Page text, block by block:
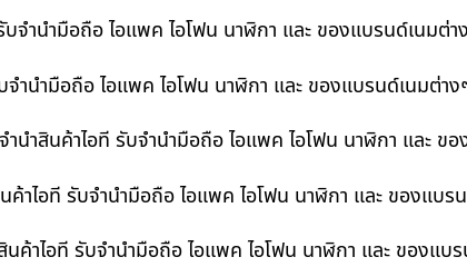
จำนำมือถือ ไอแพค ไอโฟน นาฬิกา และ ของแบรนด์เนมต่า
ำนำมือถือ ไอแพค ไอโฟน นาฬิกา และ ของแบรนด์เนมต่าง
นำสินค้าไอที รับจำนำมือถือ ไอแพค ไอโฟน นาฬิกา และ ข
ค้าไอที รับจำนำมือถือ ไอแพค ไอโฟน นาฬิกา และ ของแบร
นค้าไอที รับจำนำมือถือ ไอแพค ไอโฟน นาฬิกา และ ของแบ